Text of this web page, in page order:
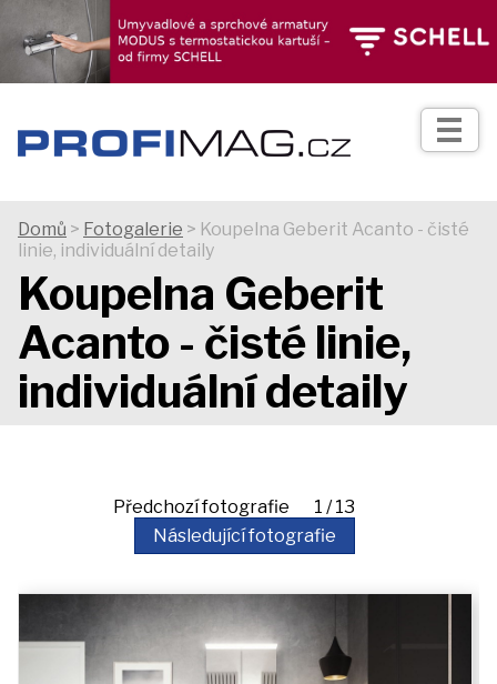
TIPY
Praxe
Fotogalerie
Produkty
Kontakt
Domů > Fotogalerie > Koupelna Geberit Acanto - čisté
linie, individuální detaily
Koupelna Geberit
Acanto - čisté linie,
individuální detaily
Předchozí fotografie 1 / 13
Následující fotografie